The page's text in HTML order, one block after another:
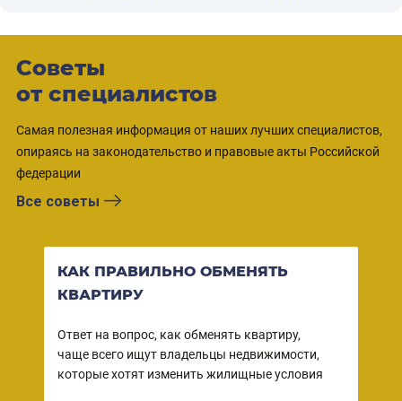
Советы
от специалистов
Самая полезная информация от наших лучших специалистов,
опираясь на законодательство и правовые акты Российской
федерации
Все советы
КАК ПРАВИЛЬНО ОБМЕНЯТЬ
КВАРТИРУ
Ответ на вопрос, как обменять квартиру,
чаще всего ищут владельцы недвижимости,
которые хотят изменить жилищные условия